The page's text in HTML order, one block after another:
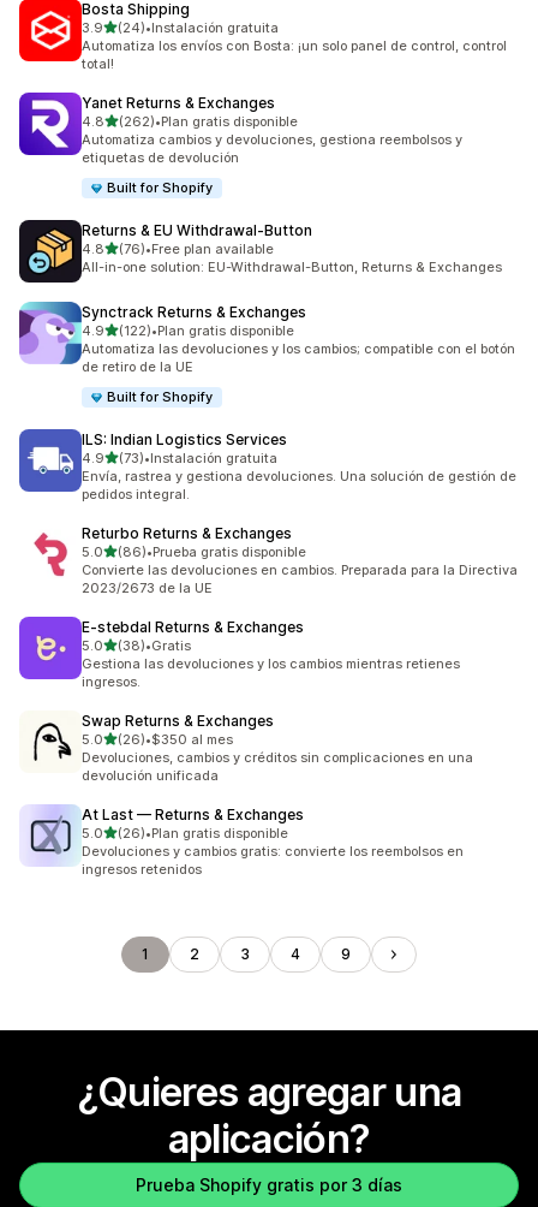
Bosta Shipping
3.9de 5 estrellas
(24)
24 reseñas en total
•Instalación gratuita
Automatiza los envíos con Bosta: ¡un solo panel de control, control
total!
Yanet Returns & Exchanges
4.8de 5 estrellas
(262)
262 reseñas en total
•Plan gratis disponible
Automatiza cambios y devoluciones, gestiona reembolsos y
etiquetas de devolución
Built for Shopify
Returns & EU Withdrawal‑Button
4.8de 5 estrellas
(76)
76 reseñas en total
•Free plan available
All-in-one solution: EU-Withdrawal-Button, Returns & Exchanges
Synctrack Returns & Exchanges
4.9de 5 estrellas
(122)
122 reseñas en total
•Plan gratis disponible
Automatiza las devoluciones y los cambios; compatible con el botón
de retiro de la UE
Built for Shopify
ILS: Indian Logistics Services
4.9de 5 estrellas
(73)
73 reseñas en total
•Instalación gratuita
Envía, rastrea y gestiona devoluciones. Una solución de gestión de
pedidos integral.
Returbo Returns & Exchanges
5.0de 5 estrellas
(86)
86 reseñas en total
•Prueba gratis disponible
Convierte las devoluciones en cambios. Preparada para la Directiva
2023/2673 de la UE
E‑stebdal Returns & Exchanges
5.0de 5 estrellas
(38)
38 reseñas en total
•Gratis
Gestiona las devoluciones y los cambios mientras retienes
ingresos.
Swap Returns & Exchanges
5.0de 5 estrellas
(26)
26 reseñas en total
•$350 al mes
Devoluciones, cambios y créditos sin complicaciones en una
devolución unificada
At Last — Returns & Exchanges
5.0de 5 estrellas
(26)
26 reseñas en total
•Plan gratis disponible
Devoluciones y cambios gratis: convierte los reembolsos en
ingresos retenidos
1 2 3 4 9
¿Quieres agregar una
aplicación?
Prueba Shopify gratis por 3 días